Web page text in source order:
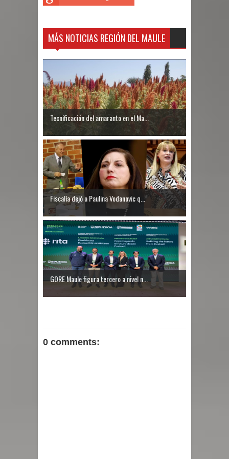
MÁS NOTICIAS REGIÓN DEL MAULE
Tecnificación del amaranto en el Ma...
Fiscalía dejó a Paulina Vodanovic q...
GORE Maule figura tercero a nivel n...
0 comments: